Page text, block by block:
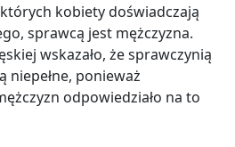
kobiety doświadczają
sprawcą jest mężczyzna.
wskazało, że sprawczynią
niepełne, ponieważ
odpowiedziało na to